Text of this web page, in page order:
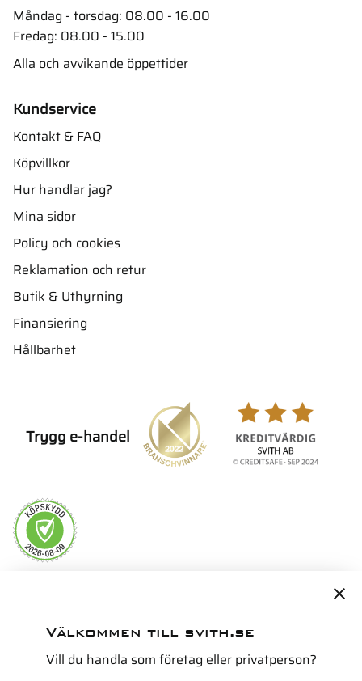
Måndag - torsdag: 08.00 - 16.00
Fredag: 08.00 - 15.00
Alla och avvikande öppettider
Kundservice
Kontakt & FAQ
Köpvillkor
Hur handlar jag?
Mina sidor
Policy och cookies
Reklamation och retur
Butik & Uthyrning
Finansiering
Hållbarhet
Trygg e-handel
Välkommen till svith.se
Vill du handla som företag eller privatperson?